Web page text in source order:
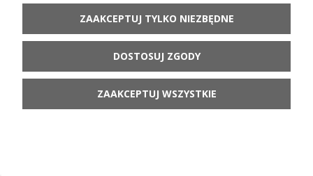
ZAAKCEPTUJ TYLKO NIEZBĘDNE
DOSTOSUJ ZGODY
ZAAKCEPTUJ WSZYSTKIE